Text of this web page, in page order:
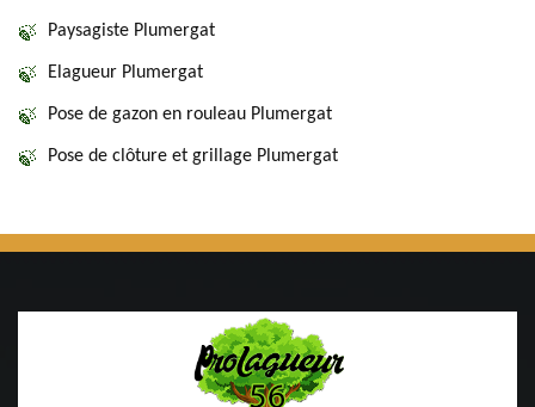
Paysagiste Plumergat
Elagueur Plumergat
Pose de gazon en rouleau Plumergat
Pose de clôture et grillage Plumergat